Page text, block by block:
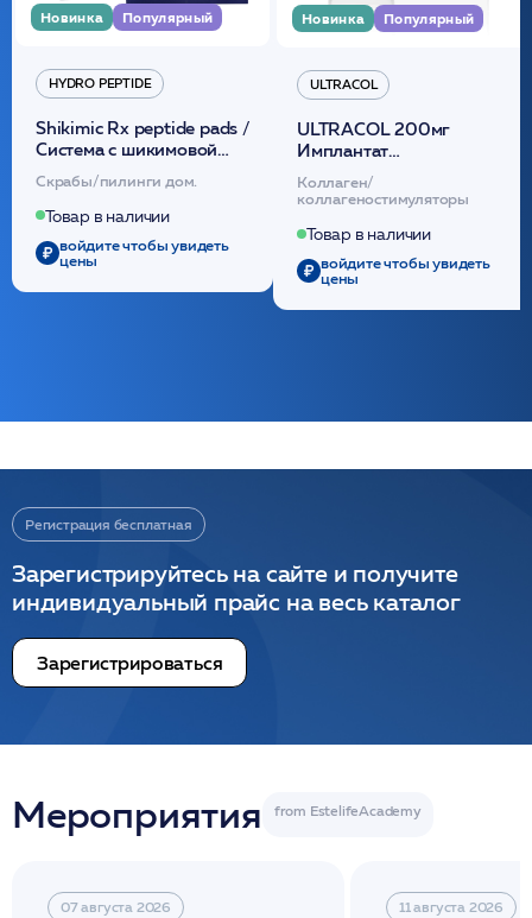
Новинка Популярный
HYDRO PEPTIDE
Shikimic Rx peptide pads /
Cистема с шикимовой
кислотой обновляющая
(30шт) /HP
Скрабы/пилинги дом.
Товар в наличии
войдите чтобы увидеть
цены
Новинка Популярный
ULTRACOL
ULTRACOL 200мг
Имплантат
внутридермальный,
стерильный на основе
полидиоксанона
/ULTRACOL
Коллаген/
коллагеностимуляторы
Товар в наличии
войдите чтобы увидеть
цены
Регистрация бесплатная
Зарегистрируйтесь на сайте и получите
индивидуальный прайс на весь каталог
Зарегистрироваться
Мероприятия
07 августа 2026 11 августа 2026